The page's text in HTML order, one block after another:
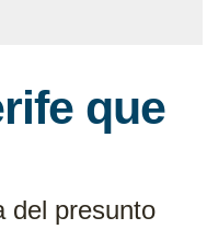
que
del presunto